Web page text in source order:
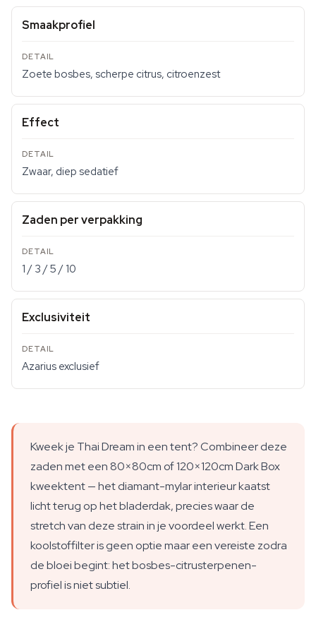
Smaakprofiel
Zoete bosbes, scherpe citrus, citroenzest
Effect
Zwaar, diep sedatief
Zaden per verpakking
1 / 3 / 5 / 10
Exclusiviteit
Azarius exclusief
Kweek je Thai Dream in een tent? Combineer deze
zaden met een 80×80cm of 120×120cm Dark Box
kweektent — het diamant-mylar interieur kaatst
licht terug op het bladerdak, precies waar de
stretch van deze strain in je voordeel werkt. Een
koolstoffilter is geen optie maar een vereiste zodra
de bloei begint: het bosbes-citrusterpenen-
profiel is niet subtiel.